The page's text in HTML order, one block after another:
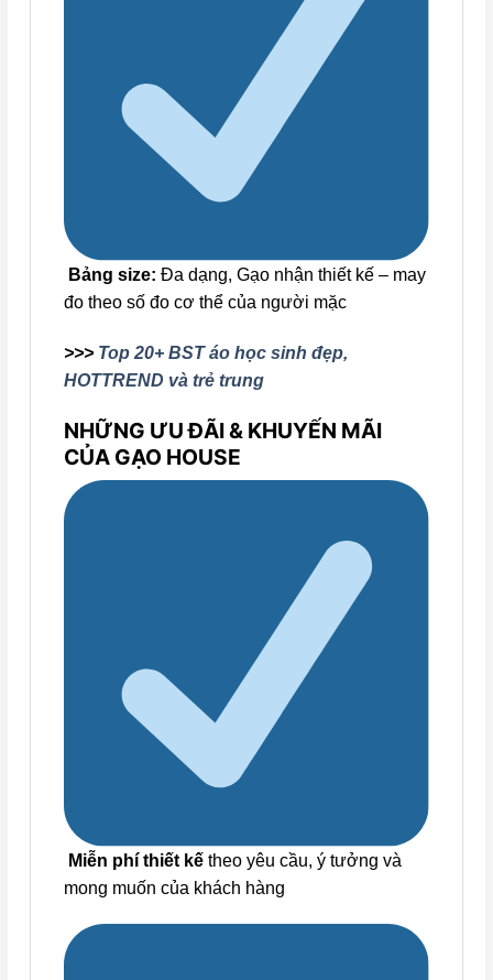
Bảng size: Đa dạng, Gạo nhận thiết kế – may
đo theo số đo cơ thể của người mặc
>>> Top 20+ BST áo học sinh đẹp,
HOTTREND và trẻ trung
NHỮNG ƯU ĐÃI & KHUYẾN MÃI
CỦA GẠO HOUSE
Miễn phí thiết kế theo yêu cầu, ý tưởng và
mong muốn của khách hàng